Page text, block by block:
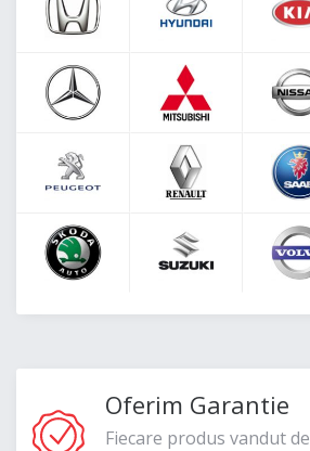
Oferim Garantie
Fiecare produs vandut